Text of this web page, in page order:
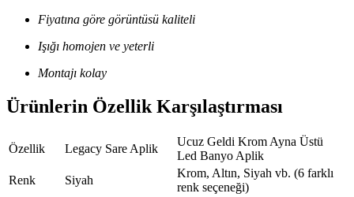
Fiyatına göre görüntüsü kaliteli
Işığı homojen ve yeterli
Montajı kolay
Ürünlerin Özellik Karşılaştırması
Özellik Legacy Sare Aplik
Ucuz Geldi Krom Ayna Üstü
Led Banyo Aplik
Renk
Siyah
Krom, Altın, Siyah vb. (6 farklı
renk seçeneği)